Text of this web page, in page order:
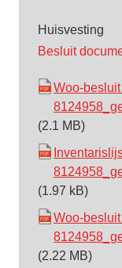
Huisvesting
Besluit
Woo-
(2.1 MB)
(1.97 kB)
Woo-
(2.22 MB)